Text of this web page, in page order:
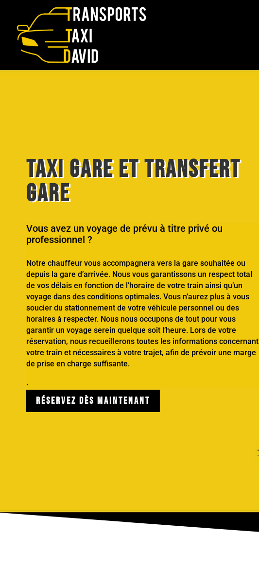
Taxi gare et transfert
gare
Vous avez un voyage de prévu à titre privé ou
professionnel ?
Notre chauffeur vous accompagnera vers la gare souhaitée ou
depuis la gare d’arrivée. Nous vous garantissons un respect total
de vos délais en fonction de l’horaire de votre train ainsi qu’un
voyage dans des conditions optimales. Vous n’aurez plus à vous
soucier du stationnement de votre véhicule personnel ou des
horaires à respecter. Nous nous occupons de tout pour vous
garantir un voyage serein quelque soit l’heure. Lors de votre
réservation, nous recueillerons toutes les informations concernant
votre train et nécessaires à votre trajet, afin de prévoir une marge
de prise en charge suffisante.
.
RÉSERVEZ DÈS MAINTENANT